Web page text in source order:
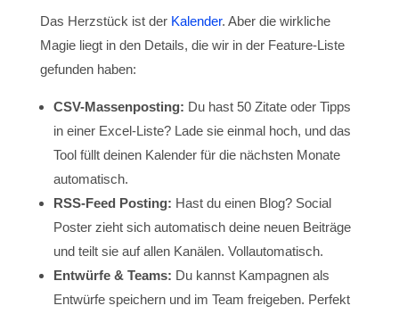
Das Herzstück ist der Kalender. Aber die wirkliche
Magie liegt in den Details, die wir in der Feature-Liste
gefunden haben:
CSV-Massenposting: Du hast 50 Zitate oder Tipps
in einer Excel-Liste? Lade sie einmal hoch, und das
Tool füllt deinen Kalender für die nächsten Monate
automatisch.
RSS-Feed Posting: Hast du einen Blog? Social
Poster zieht sich automatisch deine neuen Beiträge
und teilt sie auf allen Kanälen. Vollautomatisch.
Entwürfe & Teams: Du kannst Kampagnen als
Entwürfe speichern und im Team freigeben. Perfekt